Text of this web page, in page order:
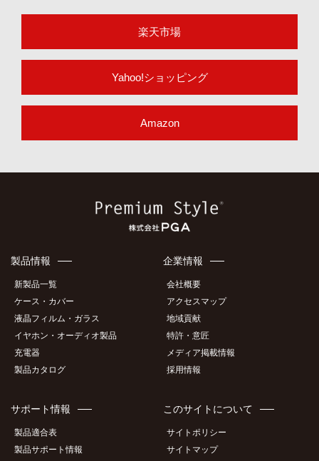
楽天市場
Yahoo!ショッピング
Amazon
製品情報
新製品一覧
ケース・カバー
液晶フィルム・ガラス
イヤホン・オーディオ製品
充電器
製品カタログ
企業情報
会社概要
アクセスマップ
地域貢献
特許・意匠
メディア掲載情報
採用情報
サポート情報
製品適合表
製品サポート情報
このサイトについて
サイトポリシー
サイトマップ